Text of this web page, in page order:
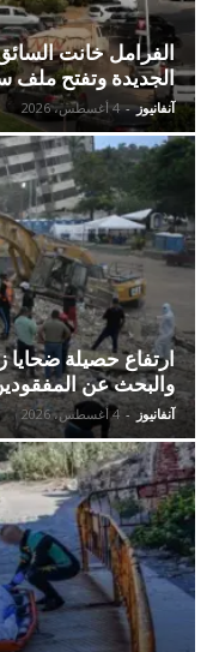
الفرامل خانت
الجديدة وتفتح ملف
آنفانيوز - 4 أغسطس، 2026
والبحث عن
آنفانيوز - 4 أغسطس، 2026